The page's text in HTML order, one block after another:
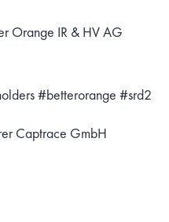
Orange IR & HV AG
#betterorange #srd2
Captrace GmbH